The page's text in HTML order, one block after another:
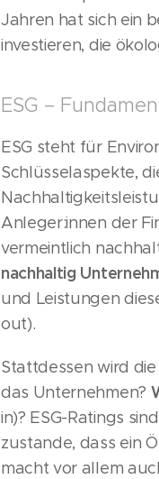
Jahren hat sich ein
investieren, die
ESG –
ESG steht für
Schlüsselaspekte,
Anleger:innen der
vermeintlich
nachhaltig
und Leistungen
out).
Stattdessen wird
das Unternehmen?
in)? ESG-Ratings
zustande, dass ein
macht vor allem